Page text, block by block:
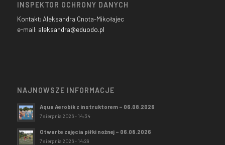
INSPEKTOR OCHRONY DANYCH
Kontakt: Aleksandra Cnota-Mikołajec
e-mail: aleksandra@eduodo.pl
NAJNOWSZE INFORMACJE
Aqua Aerobik z instruktorem – 06.08.2026
7 sierpnia 2026 - 14:34
Otwarte zajęcia piłki nożnej – 06.08.2026
7 sierpnia 2026 - 14:29